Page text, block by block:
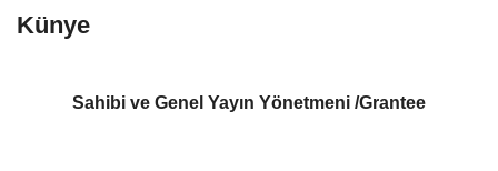
Künye
Sahibi ve Genel Yayın Yönetmeni /Grantee